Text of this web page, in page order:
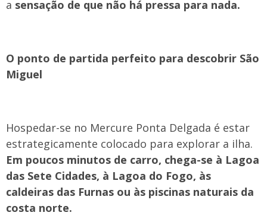
a sensação de que não há pressa para nada.
O ponto de partida perfeito para descobrir São
Miguel
Hospedar-se no Mercure Ponta Delgada é estar
estrategicamente colocado para explorar a ilha.
Em poucos minutos de carro, chega-se à Lagoa
das Sete Cidades, à Lagoa do Fogo, às
caldeiras das Furnas ou às piscinas naturais da
costa norte.